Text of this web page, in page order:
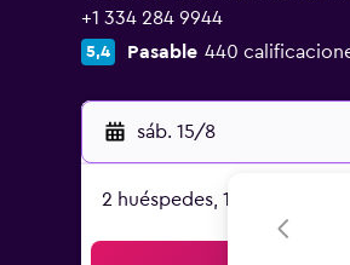
+1 334 284 9944
5,4 Pasable 440
sáb. 15/8
2 huéspedes, 1 habitación